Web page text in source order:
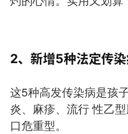
2、新增5种法定传
这5种高发传染病是孩
炎、麻疹、流行 性乙
口危重型。